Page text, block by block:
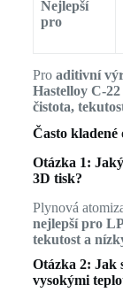
Nejlepší
pro
Pro aditivní
Hastelloy C-22
čistota,
Často
Otázka 1:
3D tisk?
Plynová
nejlepší pro
tekutost a
Otázka 2: Jak
vysokými